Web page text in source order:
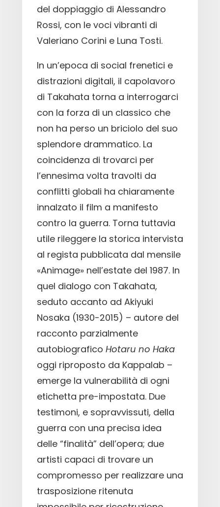
del doppiaggio di Alessandro
Rossi, con le voci vibranti di
Valeriano Corini e Luna Tosti.
In un’epoca di social frenetici e
distrazioni digitali, il capolavoro
di Takahata torna a interrogarci
con la forza di un classico che
non ha perso un briciolo del suo
splendore drammatico. La
coincidenza di trovarci per
l’ennesima volta travolti da
conflitti globali ha chiaramente
innalzato il film a manifesto
contro la guerra. Torna tuttavia
utile rileggere la storica intervista
al regista pubblicata dal mensile
«Animage» nell’estate del 1987. In
quel dialogo con Takahata,
seduto accanto ad Akiyuki
Nosaka (1930-2015) – autore del
racconto parzialmente
autobiografico Hotaru no Haka
oggi riproposto da Kappalab –
emerge la vulnerabilità di ogni
etichetta pre-impostata. Due
testimoni, e sopravvissuti, della
guerra con una precisa idea
delle “finalità” dell’opera; due
artisti capaci di trovare un
compromesso per realizzare una
trasposizione ritenuta